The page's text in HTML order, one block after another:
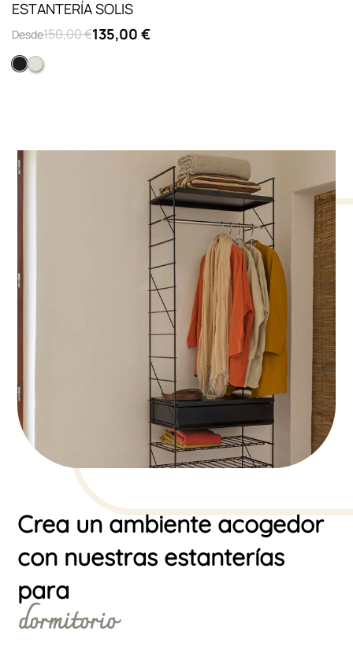
ESTANTERÍA SOLIS
Desde150,00 €135,00 €
NegroArena
Crea un ambiente acogedor
con nuestras estanterías
para
dormitorio